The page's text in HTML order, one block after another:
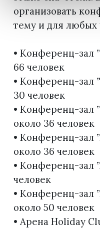
организовать
тему и для любых
• Конференц-зал
66 человек
• Конференц-зал
30 человек
• Конференц-зал
около 36 человек
• Конференц-зал
около 36 человек
• Конференц-зал
человек
• Конференц-зал
около 50 человек
• Арена Holiday